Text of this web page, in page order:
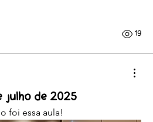
19
julho de 2025
foi essa aula!